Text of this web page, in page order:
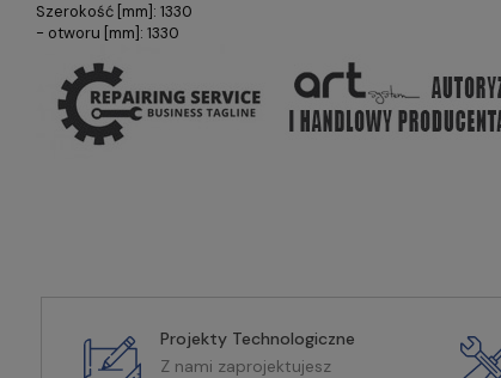
Szerokość [mm]: 1330
- otworu [mm]: 1330
Projekty Technologiczne
Z nami zaprojektujesz